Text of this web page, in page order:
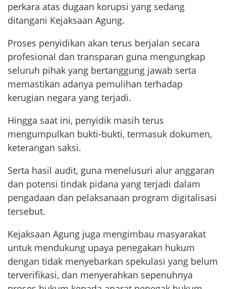
perkara atas dugaan korupsi yang sedang
ditangani Kejaksaan Agung.
Proses penyidikan akan terus berjalan secara
profesional dan transparan guna mengungkap
seluruh pihak yang bertanggung jawab serta
memastikan adanya pemulihan terhadap
kerugian negara yang terjadi.
Hingga saat ini, penyidik masih terus
mengumpulkan bukti-bukti, termasuk dokumen,
keterangan saksi.
Serta hasil audit, guna menelusuri alur anggaran
dan potensi tindak pidana yang terjadi dalam
pengadaan dan pelaksanaan program digitalisasi
tersebut.
Kejaksaan Agung juga mengimbau masyarakat
untuk mendukung upaya penegakan hukum
dengan tidak menyebarkan spekulasi yang belum
terverifikasi, dan menyerahkan sepenuhnya